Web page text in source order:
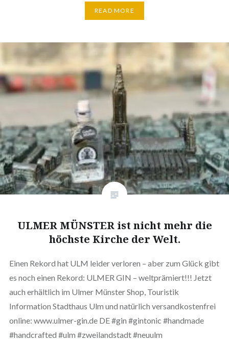
READ MORE
ULMER MÜNSTER ist nicht mehr die
höchste Kirche der Welt.
Einen Rekord hat ULM leider verloren – aber zum Glück gibt
es noch einen Rekord: ULMER GIN – weltprämiert!!! Jetzt
auch erhältlich im Ulmer Münster Shop, Touristik
Information Stadthaus Ulm und natürlich versandkostenfrei
online: www.ulmer-gin.de DE #gin #gintonic #handmade
#handcrafted #ulm #zweilandstadt #neuulm